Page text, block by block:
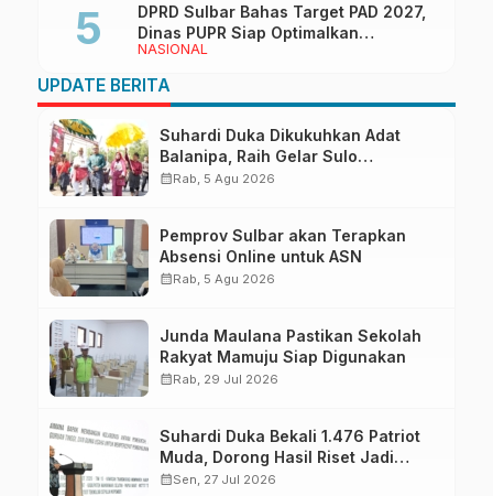
NASIONAL
DPRD Sulbar Bahas Target PAD 2027,
Dinas PUPR Siap Optimalkan
Pendapatan Daerah
UPDATE BERITA
Suhardi Duka Dikukuhkan Adat
Balanipa, Raih Gelar Sulo
Tappidena
calendar_monthRab, 5 Agu 2026
Pemprov Sulbar akan Terapkan
Absensi Online untuk ASN
calendar_monthRab, 5 Agu 2026
Junda Maulana Pastikan Sekolah
Rakyat Mamuju Siap Digunakan
calendar_monthRab, 29 Jul 2026
Suhardi Duka Bekali 1.476 Patriot
Muda, Dorong Hasil Riset Jadi
Dasar Kebijakan Transmigrasi
calendar_monthSen, 27 Jul 2026